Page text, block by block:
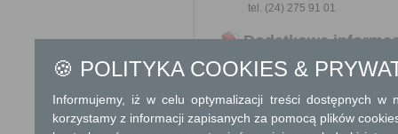
tel. (24) 275 91 01
Dodatkowe
Opłata
Opłata skarbowa w kwocie
Opłata ewidencyjna w
Opłata skarbowa w
🍪 POLITYKA COOKIES &
Informujemy, iż w celu optymalizacji treści dostępnych w
korzystamy z informacji zapisanych za pomocą plików